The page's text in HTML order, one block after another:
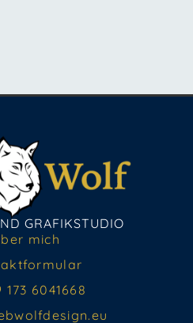
GRAFIKSTUDIO
mich
173 6041668